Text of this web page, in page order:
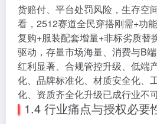
货赔付、平台处罚风险，生存空
看，2512赛道全民穿搭刚需+功
复购+服装配套增量+非标劣质替
驱动，存量市场海量、消费与B
红利显著、合规管控升级、低端
化、品牌标准化、材质安全化、
化、资质齐全化升级已成行业不
1.4 行业痛点与授权必要